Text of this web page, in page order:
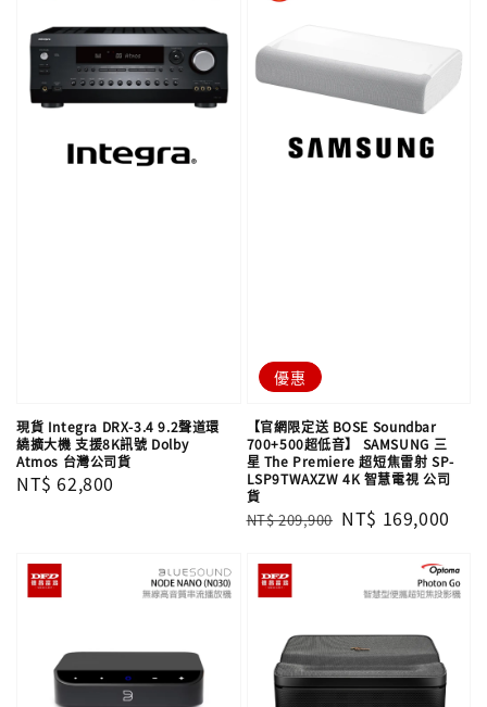
現貨 Integra DRX-3.4 9.2聲道環
繞擴大機 支援8K訊號 Dolby
Atmos 台灣公司貨
Regular
NT$ 62,800
優惠
【官網限定送 BOSE Soundbar
700+500超低音】 SAMSUNG 三
星 The Premiere 超短焦雷射 SP-
LSP9TWAXZW 4K 智慧電視 公司
貨
Regular
NT$ 209,900 Sale
NT$ 169,000